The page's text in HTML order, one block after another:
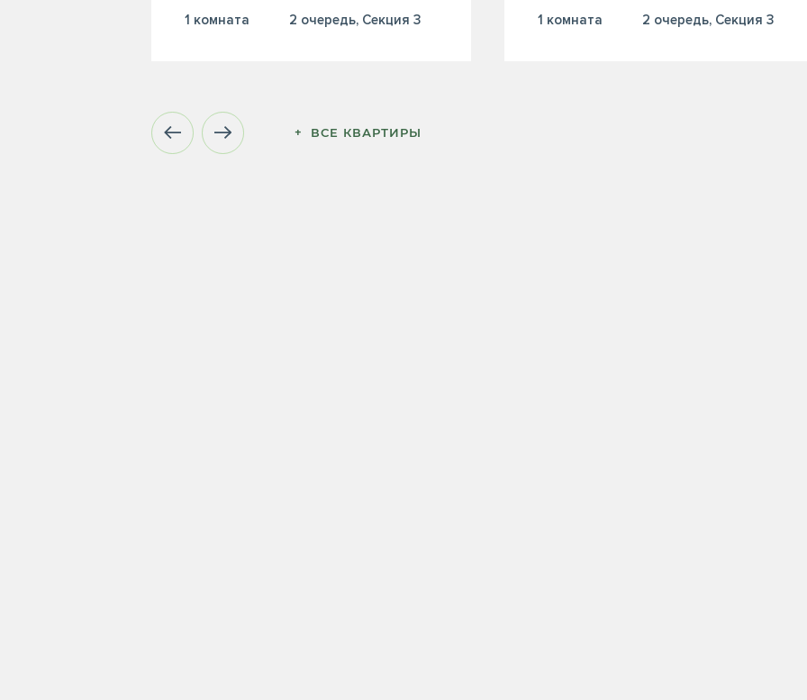
1 комната 2 очередь, Секция 3 1 комната 2 очередь, Секция 3
+  ВСЕ КВАРТИРЫ